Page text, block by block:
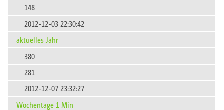
148
2012-12-03 22:30:42
aktuelles Jahr
380
281
2012-12-07 23:32:27
Wochentage 1 Min